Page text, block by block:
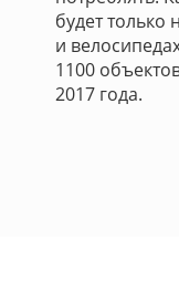
будет только
и
1100
2017 года.